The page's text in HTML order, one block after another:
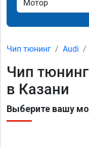
Чип тюнинг Audi
Чип
в Казани
Выберите вашу